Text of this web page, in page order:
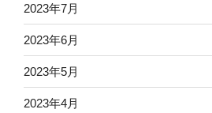
2023年7月
2023年6月
2023年5月
2023年4月